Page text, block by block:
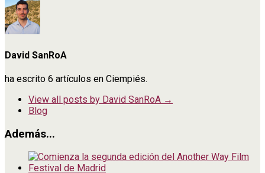
David SanRoA
ha escrito 6 artículos en Ciempiés.
View all posts by David SanRoA →
Blog
Además...